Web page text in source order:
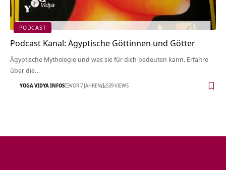
PODCAST
Podcast Kanal: Ägyptische Göttinnen und Götter
Ägyptische Mythologie und was sie für dich bedeuten kann. Erfahre
über die…
YOGA VIDYA INFOS VOR 7 JAHREN 539 VIEWS